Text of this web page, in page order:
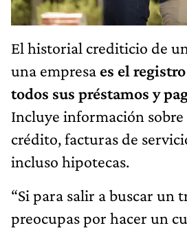
El historial crediticio de
una empresa es el
todos sus préstamos y
Incluye información
crédito, facturas de
incluso hipotecas.
“Si para salir a buscar un
preocupas por hacer un